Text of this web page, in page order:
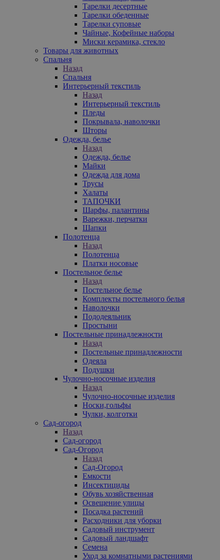
Тарелки десертные
Тарелки обеденные
Тарелки суповые
Чайные, Кофейные наборы
Миски керамика, стекло
Товары для животных
Спальня
Назад
Спальня
Интерьерный текстиль
Назад
Интерьерный текстиль
Пледы
Покрывала, наволочки
Шторы
Одежда, белье
Назад
Одежда, белье
Майки
Одежда для дома
Трусы
Халаты
ТАПОЧКИ
Шарфы, палантины
Варежки, перчатки
Шапки
Полотенца
Назад
Полотенца
Платки носовые
Постельное белье
Назад
Постельное белье
Комплекты постельного белья
Наволочки
Пододеяльник
Простыни
Постельные принадлежности
Назад
Постельные принадлежности
Одеяла
Подушки
Чулочно-носочные изделия
Назад
Чулочно-носочные изделия
Носки,гольфы
Чулки, колготки
Сад-огород
Назад
Сад-огород
Сад-Огород
Назад
Сад-Огород
Емкости
Инсектициды
Обувь хозяйственная
Освещение улицы
Посадка растений
Расходники для уборки
Садовый инструмент
Садовый ландшафт
Семена
Уход за комнатными растениями